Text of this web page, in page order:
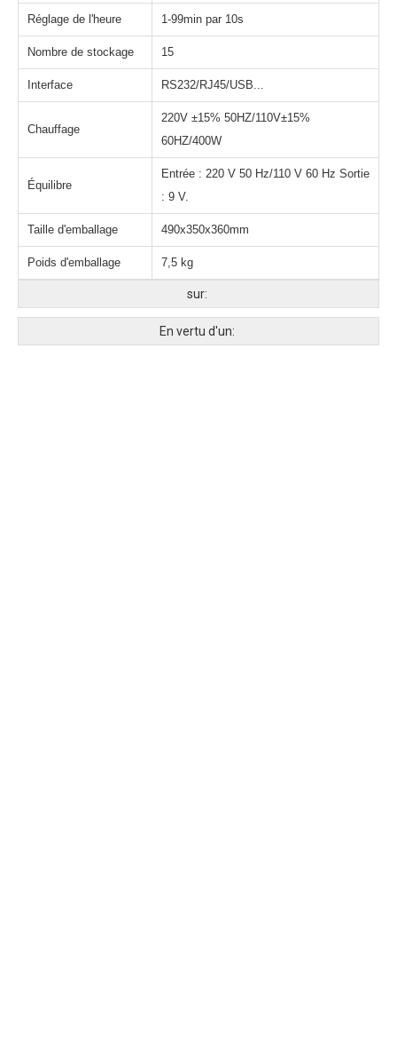
Réglage de l'heure 1-99min par 10s
Nombre de stockage 15
Interface RS232/RJ45/USB...
Chauffage
220V ±15% 50HZ/110V±15%
60HZ/400W
Équilibre
Entrée : 220 V 50 Hz/110 V 60 Hz Sortie
: 9 V.
Taille d'emballage 490x350x360mm
Poids d'emballage 7,5 kg
sur:
En vertu d'un: